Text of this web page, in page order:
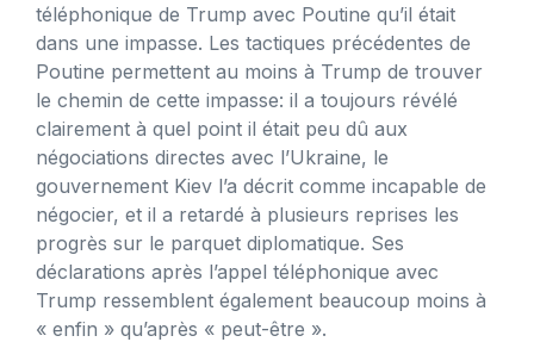
téléphonique de Trump avec Poutine qu’il était
dans une impasse. Les tactiques précédentes de
Poutine permettent au moins à Trump de trouver
le chemin de cette impasse: il a toujours révélé
clairement à quel point il était peu dû aux
négociations directes avec l’Ukraine, le
gouvernement Kiev l’a décrit comme incapable de
négocier, et il a retardé à plusieurs reprises les
progrès sur le parquet diplomatique. Ses
déclarations après l’appel téléphonique avec
Trump ressemblent également beaucoup moins à
« enfin » qu’après « peut-être ».